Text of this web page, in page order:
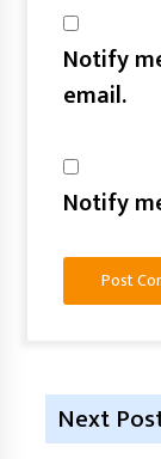
Notify
email.
Notify
Next